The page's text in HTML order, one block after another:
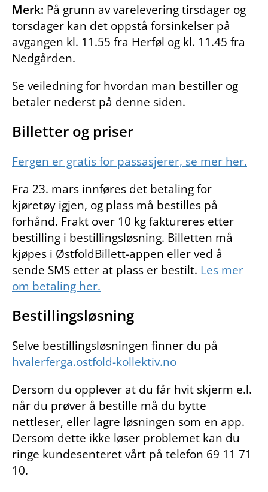
Merk: På grunn av varelevering tirsdager og
torsdager kan det oppstå forsinkelser på
avgangen kl. 11.55 fra Herføl og kl. 11.45 fra
Nedgården.
Se veiledning for hvordan man bestiller og
betaler nederst på denne siden.
Billetter og priser
Fergen er gratis for passasjerer, se mer her.
Fra 23. mars innføres det betaling for
kjøretøy igjen, og plass må bestilles på
forhånd. Frakt over 10 kg faktureres etter
bestilling i bestillingsløsning. Billetten må
kjøpes i ØstfoldBillett-appen eller ved å
sende SMS etter at plass er bestilt. Les mer
om betaling her.
Bestillingsløsning
Selve bestillingsløsningen finner du på
hvalerferga.ostfold-kollektiv.no
Dersom du opplever at du får hvit skjerm e.l.
når du prøver å bestille må du bytte
nettleser, eller lagre løsningen som en app.
Dersom dette ikke løser problemet kan du
ringe kundesenteret vårt på telefon 69 11 71
10.